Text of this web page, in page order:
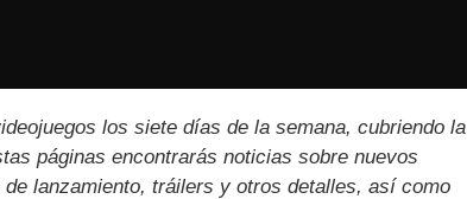
los siete días de la semana, cubriendo la
páginas encontrarás noticias sobre nuevos
lanzamiento, tráilers y otros detalles, así como